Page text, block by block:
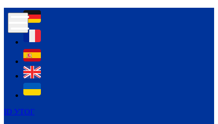
ID УТОГ
Контур психологічної безпеки глухих